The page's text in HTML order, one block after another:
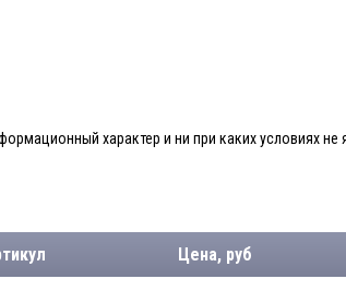
характер и ни при каких условиях
Цена, руб